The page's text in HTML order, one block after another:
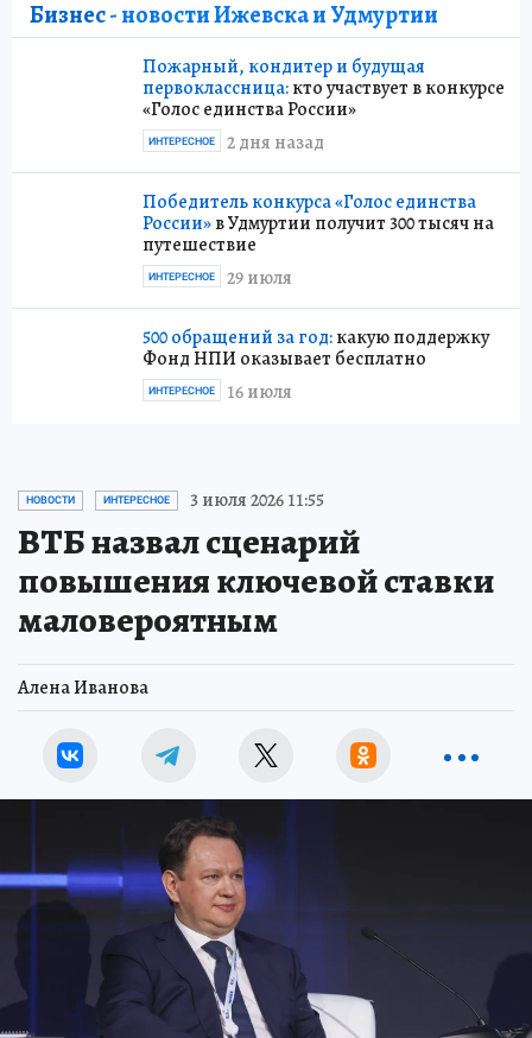
Бизнес- новости Ижевска и Удмуртии
Пожарный, кондитер и будущая
первоклассница:кто участвует в конкурсе
«Голос единства России»
2 дня назад
ИНТЕРЕСНОЕ
Победитель конкурса «Голос единства
России»в Удмуртии получит 300 тысяч на
путешествие
29 июля
ИНТЕРЕСНОЕ
500 обращений за год:какую поддержку
Фонд НПИ оказывает бесплатно
16 июля
ИНТЕРЕСНОЕ
НОВОСТИ ИНТЕРЕСНОЕ 3 июля 2026 11:55
ВТБ назвал сценарий
повышения ключевой ставки
маловероятным
Алена Иванова